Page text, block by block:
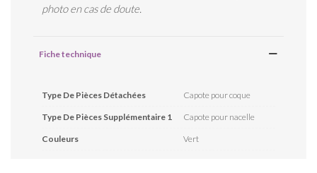
photo en cas de doute.
Fiche technique
Type De Pièces Détachées Capote pour coque
Type De Pièces Supplémentaire 1 Capote pour nacelle
Couleurs Vert